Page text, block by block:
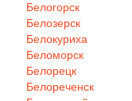
Белогорск
Белозерск
Белокуриха
Беломорск
Белорецк
Белореченск